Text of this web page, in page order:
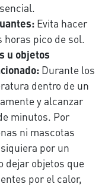
Evita hacer
horas pico de sol.
u objetos
Durante los
dentro de un
y alcanzar
minutos. Por
ni mascotas
por un
dejar objetos que
por el calor,